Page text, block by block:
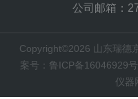
公司邮箱：
Copyright©2026 山东瑞德
案号：鲁ICP备16046929
仪器